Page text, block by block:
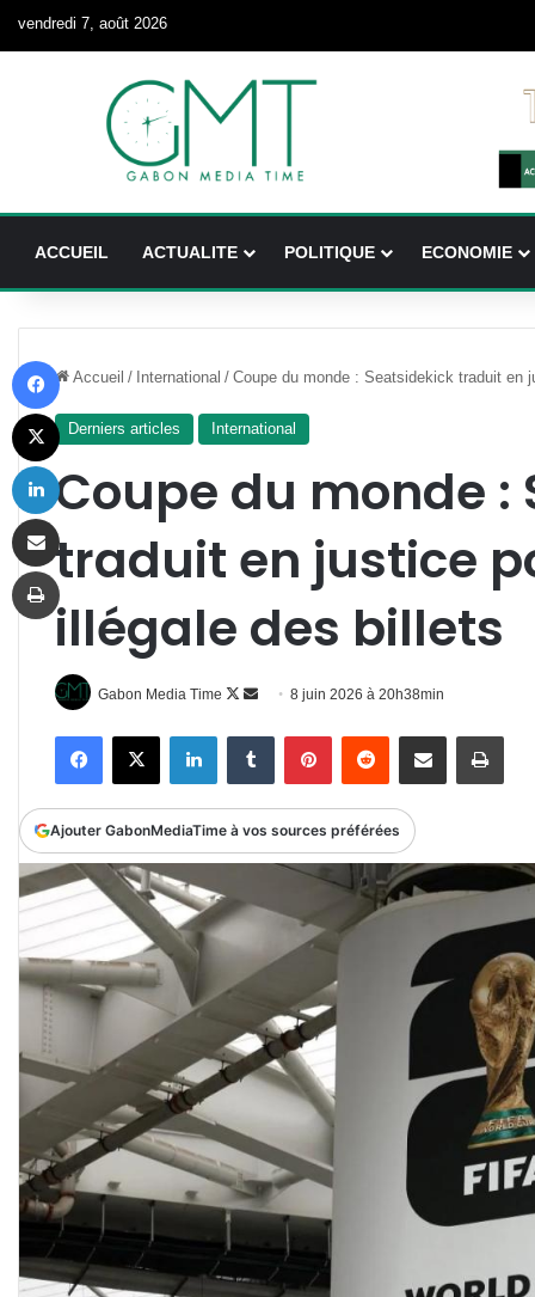
vendredi 7, août 2026
ACCUEIL ACTUALITE POLITIQUE ECONOMIE
Accueil / International / Coupe du monde : Seatsidekick traduit en
Derniers articles International
Coupe du monde :
traduit en justice
illégale des billets
Gabon Media Time
Follow
X
Envoyer
courriel
8 juin 2026 à 20h38min
FacebookX LinkedinTumblr PinterestReddit Partager par email
Ajouter GabonMediaTime à vos sources préférées
X
Imprimer